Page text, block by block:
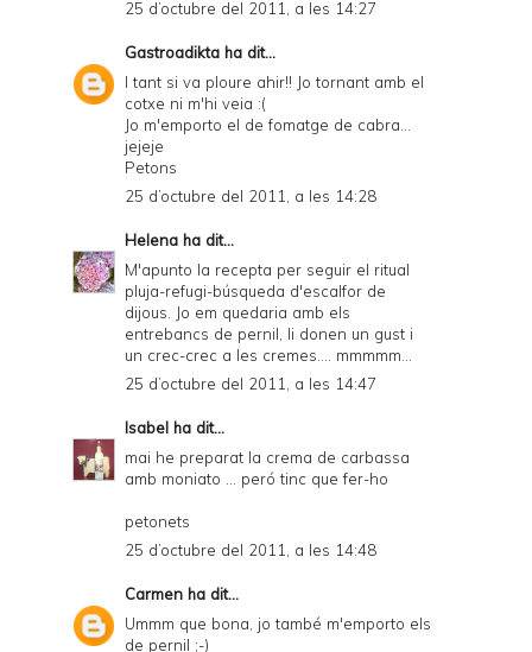
25 d’octubre del 2011, a les 14:27
Gastroadikta ha dit...
I tant si va ploure ahir!! Jo tornant amb el
cotxe ni m'hi veia :(
Jo m'emporto el de fomatge de cabra...
jejeje
Petons
25 d’octubre del 2011, a les 14:28
Helena ha dit...
M'apunto la recepta per seguir el ritual
pluja-refugi-búsqueda d'escalfor de
dijous. Jo em quedaria amb els
entrebancs de pernil, li donen un gust i
un crec-crec a les cremes.... mmmmm...
25 d’octubre del 2011, a les 14:47
Isabel ha dit...
mai he preparat la crema de carbassa
amb moniato ... peró tinc que fer-ho
petonets
25 d’octubre del 2011, a les 14:48
Carmen ha dit...
Ummm que bona, jo també m'emporto els
de pernil ;-)